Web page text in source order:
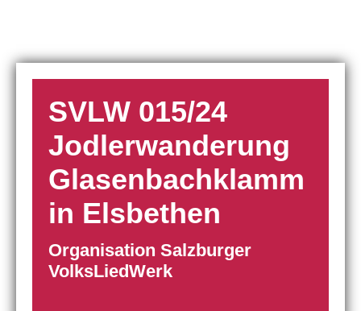
SVLW 015/24
Jodlerwanderung
Glasenbachklamm
in Elsbethen
Organisation Salzburger
VolksLiedWerk